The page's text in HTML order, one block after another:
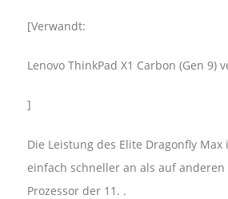
[Verwandt:
Lenovo ThinkPad X1 Carbon (Gen
]
Die Leistung des Elite Dragonfly
einfach schneller an als auf
Prozessor der 11. .